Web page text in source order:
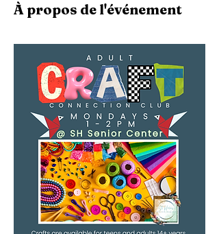
À propos de l'événement